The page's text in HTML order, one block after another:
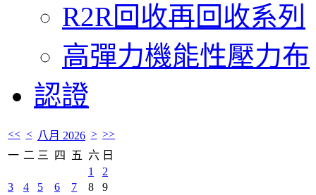
R2R回收再回收系列
高彈力機能性壓力布
認證
<< < 八月 2026 > >>
一 二 三 四 五 六 日
1
2
3
4 5 6 7 8
9